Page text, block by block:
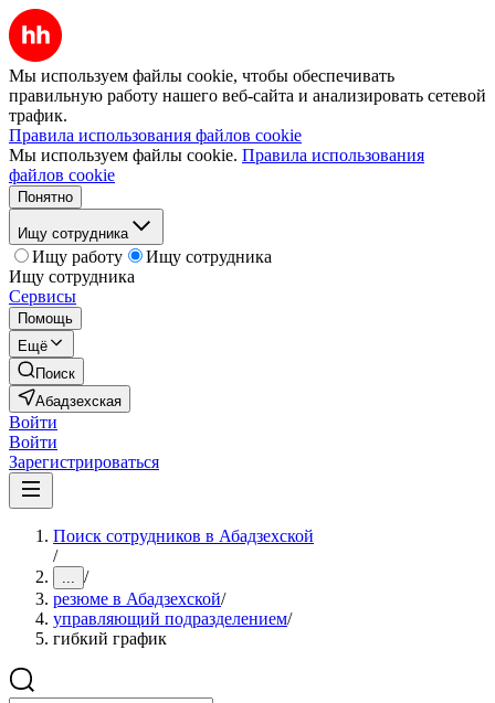
Мы используем файлы cookie, чтобы обеспечивать
правильную работу нашего веб-сайта и анализировать сетевой
трафик.
Правила использования файлов cookie
Мы используем файлы cookie. Правила использования
файлов cookie
Понятно
Ищу сотрудника
Ищу работу
Ищу сотрудника
Ищу сотрудника
Сервисы
Помощь
Ещё
Поиск
Абадзехская
Войти
Войти
Зарегистрироваться
Поиск сотрудников в Абадзехской
/
... /
резюме в Абадзехской/
управляющий подразделением/
гибкий график